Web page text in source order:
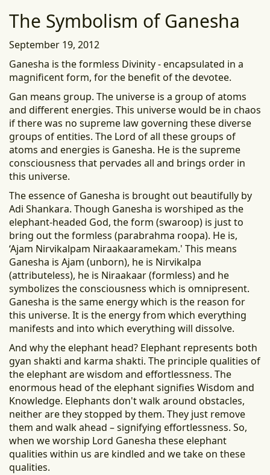
The Symbolism of Ganesha
September 19, 2012
Ganesha is the formless Divinity - encapsulated in a
magnificent form, for the benefit of the devotee.
Gan means group. The universe is a group of atoms
and different energies. This universe would be in chaos
if there was no supreme law governing these diverse
groups of entities. The Lord of all these groups of
atoms and energies is Ganesha. He is the supreme
consciousness that pervades all and brings order in
this universe.
The essence of Ganesha is brought out beautifully by
Adi Shankara. Though Ganesha is worshiped as the
elephant-headed God, the form (swaroop) is just to
bring out the formless (parabrahma roopa). He is,
‘Ajam Nirvikalpam Niraakaaramekam.' This means
Ganesha is Ajam (unborn), he is Nirvikalpa
(attributeless), he is Niraakaar (formless) and he
symbolizes the consciousness which is omnipresent.
Ganesha is the same energy which is the reason for
this universe. It is the energy from which everything
manifests and into which everything will dissolve.
And why the elephant head? Elephant represents both
gyan shakti and karma shakti. The principle qualities of
the elephant are wisdom and effortlessness. The
enormous head of the elephant signifies Wisdom and
Knowledge. Elephants don't walk around obstacles,
neither are they stopped by them. They just remove
them and walk ahead – signifying effortlessness. So,
when we worship Lord Ganesha these elephant
qualities within us are kindled and we take on these
qualities.